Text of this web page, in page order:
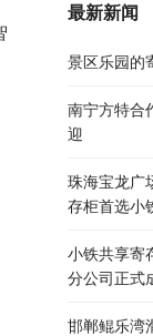
最新新闻
景区乐园的
南宁方特合
迎
珠海宝龙广
存柜首选小
小铁共享寄
分公司正式
邯郸鲲乐湾